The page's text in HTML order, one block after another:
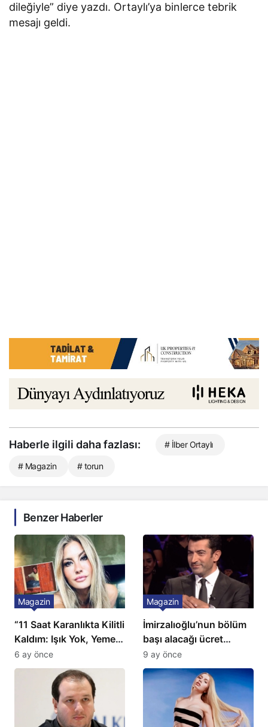
dileğiyle” diye yazdı. Ortaylı’ya binlerce tebrik
mesajı geldi.
Haberle ilgili daha fazlası: # İlber Ortaylı
# Magazin # torun
Benzer Haberler
“11 Saat Karanlıkta Kilitli
Kaldım: Işık Yok, Yemek
Yok, Tuvalet Yok!”
Çağla Şikel’den Şok
Magazin
6 ay önce
İmirzalıoğlu’nun bölüm
başı alacağı ücret
Türkiye’de bir ilk:
Gözünü 2 ilçeye dikti!
Magazin
9 ay önce